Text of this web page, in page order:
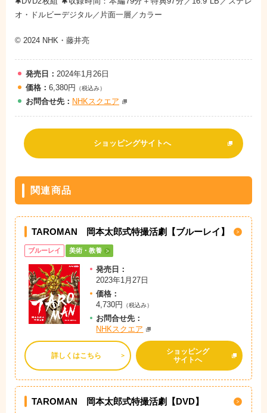
オ・ドルビーデジタル／片面一層／カラー
© 2024 NHK・藤井亮
発売日： 2024年1月26日
価格： 6,380円 （税込み）
お問合せ先： NHKスクエア
ショッピングサイトへ
関連商品
TAROMAN 岡本太郎式特撮活劇【ブルーレイ】
ブルーレイ 美術・教養
発売日：
2023年1月27日
価格：
4,730円
（税込み）
お問合せ先：
NHKスクエア
詳しくはこちら
ショッピング
サイトへ
TAROMAN 岡本太郎式特撮活劇【DVD】